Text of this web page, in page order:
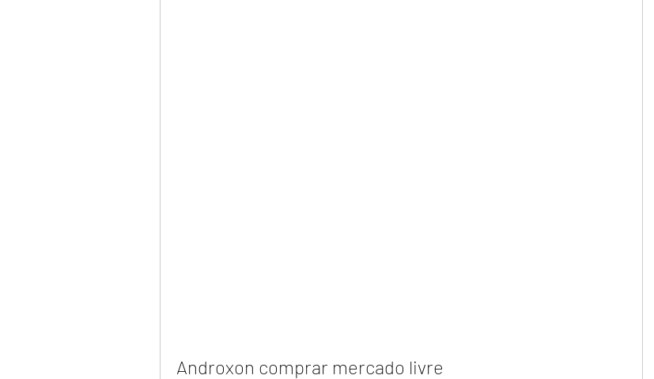
Androxon comprar mercado livre